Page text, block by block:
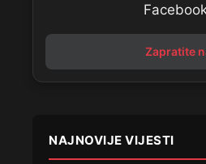
Zapratite
NAJNOVIJE VIJESTI